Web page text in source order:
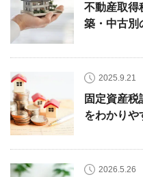
不動産取得
築・中古別
2025.9.21
固定資産
をわかりや
2026.5.26